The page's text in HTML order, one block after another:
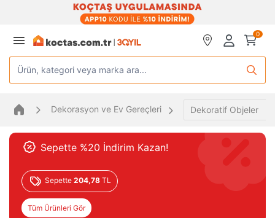
0
Ürün, kategori veya marka ara...
Dekorasyon ve Ev Gereçleri Dekoratif Objeler
Sepette %20 İndirim Kazan!
Sepette 204,78 TL
Tüm Ürünleri Gör